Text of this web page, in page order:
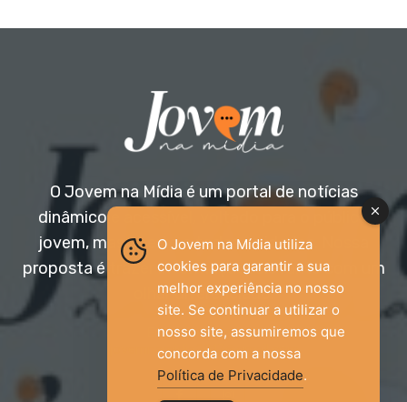
O Jovem na Mídia é um portal de notícias
dinâmico e acessível, voltado para o público
jovem, mas aberto a todas as idades. Nossa
proposta é trazer informação relevante com um
olhar diferenciado.
Entre em contato:
jovemnamidia2017@gmail.com
O Jovem na Mídia utiliza
cookies para garantir a sua
melhor experiência no nosso
site. Se continuar a utilizar o
nosso site, assumiremos que
concorda com a nossa
Política de Privacidade.